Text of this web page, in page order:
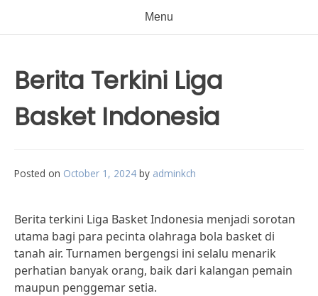
Menu
Berita Terkini Liga
Basket Indonesia
Posted on October 1, 2024 by adminkch
Berita terkini Liga Basket Indonesia menjadi sorotan
utama bagi para pecinta olahraga bola basket di
tanah air. Turnamen bergengsi ini selalu menarik
perhatian banyak orang, baik dari kalangan pemain
maupun penggemar setia.